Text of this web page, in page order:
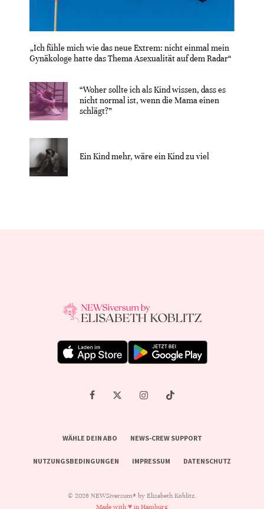
„Ich fühle mich wie das neue Extrem: nicht einmal mein
Gynäkologe hatte das Thema Asexualität auf dem Radar“
“Woher sollte ich als Kind wissen, dass es
nicht normal ist, wenn die Mama einen
schlägt?”
Ein Kind mehr, wäre ein Kind zu viel
WÄHLE DEIN ABO NEWS-CREW SUPPORT
NUTZUNGSBEDINGUNGEN IMPRESSUM DATENSCHUTZ
© 2026 NEWSiversum® by Elisabeth Koblitz.
Made with ♥ in Hamburg